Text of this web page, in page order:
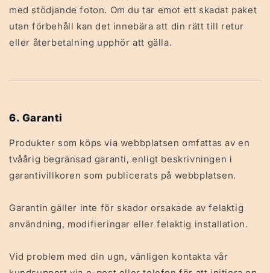
med stödjande foton. Om du tar emot ett skadat paket
utan förbehåll kan det innebära att din rätt till retur
eller återbetalning upphör att gälla.
6. Garanti
Produkter som köps via webbplatsen omfattas av en
tvåårig begränsad garanti, enligt beskrivningen i
garantivillkoren som publicerats på webbplatsen.
Garantin gäller inte för skador orsakade av felaktig
användning, modifieringar eller felaktig installation.
Vid problem med din ugn, vänligen kontakta vår